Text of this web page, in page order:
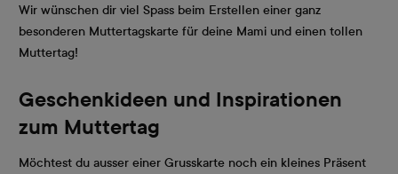
Wir wünschen dir viel Spass beim Erstellen einer ganz
besonderen Muttertagskarte für deine Mami und einen tollen
Muttertag!
Geschenkideen und Inspirationen
zum Muttertag
Möchtest du ausser einer Grusskarte noch ein kleines Präsent